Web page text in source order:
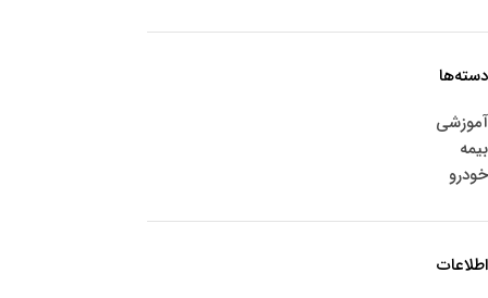
دسته‌ها
آموزشی
بیمه
خودرو
اطلاعات